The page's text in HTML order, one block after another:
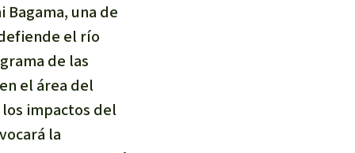
una de
el río
de las
el área del
impactos del
la